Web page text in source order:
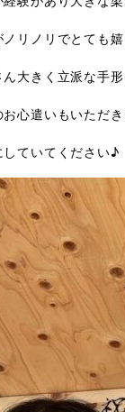
リノリでとても嬉
大きく立派な手形
心遣いもいただき
していてください♪